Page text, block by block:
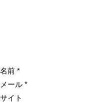
名前 *
メール *
サイト